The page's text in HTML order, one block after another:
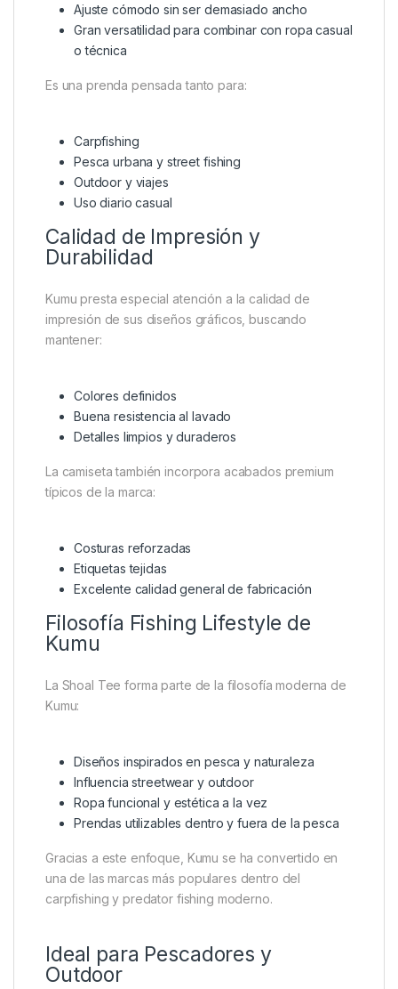
Ajuste cómodo sin ser demasiado ancho
Gran versatilidad para combinar con ropa casual
o técnica
Es una prenda pensada tanto para:
Carpfishing
Pesca urbana y street fishing
Outdoor y viajes
Uso diario casual
Calidad de Impresión y
Durabilidad
Kumu presta especial atención a la calidad de
impresión de sus diseños gráficos, buscando
mantener:
Colores definidos
Buena resistencia al lavado
Detalles limpios y duraderos
La camiseta también incorpora acabados premium
típicos de la marca:
Costuras reforzadas
Etiquetas tejidas
Excelente calidad general de fabricación
Filosofía Fishing Lifestyle de
Kumu
La Shoal Tee forma parte de la filosofía moderna de
Kumu:
Diseños inspirados en pesca y naturaleza
Influencia streetwear y outdoor
Ropa funcional y estética a la vez
Prendas utilizables dentro y fuera de la pesca
Gracias a este enfoque, Kumu se ha convertido en
una de las marcas más populares dentro del
carpfishing y predator fishing moderno.
Ideal para Pescadores y
Outdoor